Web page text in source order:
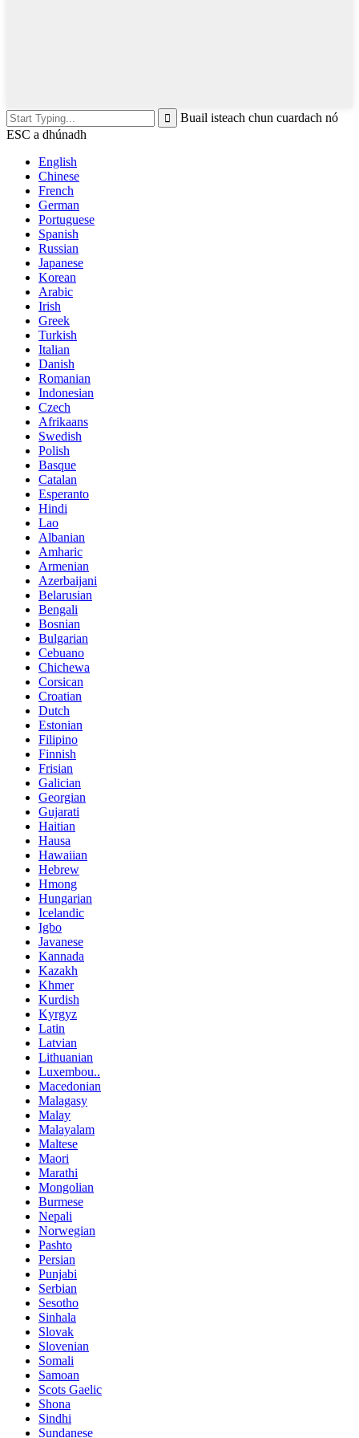
Buail isteach chun cuardach nó
ESC a dhúnadh
English
Chinese
French
German
Portuguese
Spanish
Russian
Japanese
Korean
Arabic
Irish
Greek
Turkish
Italian
Danish
Romanian
Indonesian
Czech
Afrikaans
Swedish
Polish
Basque
Catalan
Esperanto
Hindi
Lao
Albanian
Amharic
Armenian
Azerbaijani
Belarusian
Bengali
Bosnian
Bulgarian
Cebuano
Chichewa
Corsican
Croatian
Dutch
Estonian
Filipino
Finnish
Frisian
Galician
Georgian
Gujarati
Haitian
Hausa
Hawaiian
Hebrew
Hmong
Hungarian
Icelandic
Igbo
Javanese
Kannada
Kazakh
Khmer
Kurdish
Kyrgyz
Latin
Latvian
Lithuanian
Luxembou..
Macedonian
Malagasy
Malay
Malayalam
Maltese
Maori
Marathi
Mongolian
Burmese
Nepali
Norwegian
Pashto
Persian
Punjabi
Serbian
Sesotho
Sinhala
Slovak
Slovenian
Somali
Samoan
Scots Gaelic
Shona
Sindhi
Sundanese